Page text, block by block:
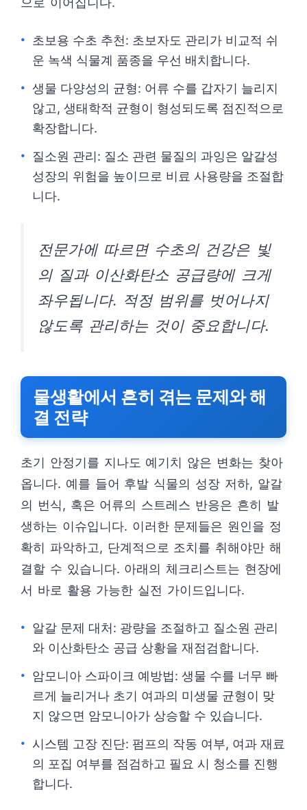
초보용 수초 추천: 초보자도 관리가 비교적 쉬
운 녹색 식물계 품종을 우선 배치합니다.
생물 다양성의 균형: 어류 수를 갑자기 늘리지
않고, 생태학적 균형이 형성되도록 점진적으로
확장합니다.
질소원 관리: 질소 관련 물질의 과잉은 알갈성
성장의 위험을 높이므로 비료 사용량을 조절합
니다.
전문가에 따르면 수초의 건강은 빛
의 질과 이산화탄소 공급량에 크게
좌우됩니다. 적정 범위를 벗어나지
않도록 관리하는 것이 중요합니다.
물생활에서 흔히 겪는 문제와 해
결 전략
초기 안정기를 지나도 예기치 않은 변화는 찾아
옵니다. 예를 들어 후발 식물의 성장 저하, 알갈
의 번식, 혹은 어류의 스트레스 반응은 흔히 발
생하는 이슈입니다. 이러한 문제들은 원인을 정
확히 파악하고, 단계적으로 조치를 취해야만 해
결할 수 있습니다. 아래의 체크리스트는 현장에
서 바로 활용 가능한 실전 가이드입니다.
알갈 문제 대처: 광량을 조절하고 질소원 관리
와 이산화탄소 공급 상황을 재점검합니다.
암모니아 스파이크 예방법: 생물 수를 너무 빠
르게 늘리거나 초기 여과의 미생물 균형이 맞
지 않으면 암모니아가 상승할 수 있습니다.
시스템 고장 진단: 펌프의 작동 여부, 여과 재료
의 포집 여부를 점검하고 필요 시 청소를 진행
합니다.